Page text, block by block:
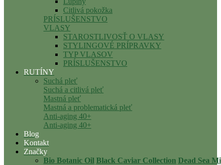
Citlivá pokožka
PRÍSLUŠENSTVO
VLASY
STAROSTLIVOSŤ O VLASY
STYLINGOVÉ PRÍPRAVKY
TYP VLASOV
PRÍSLUŠENSTVO
RUTÍNY
Suchá pleť
Suchá a citlivá pleť
Mastná pleť
Mastná a problematická pleť
Anti-aging 40+
Anti-aging 40+
Blog
Kontakt
Značky
Bio Botanic Oil Black Caviar Collection Dead Sea